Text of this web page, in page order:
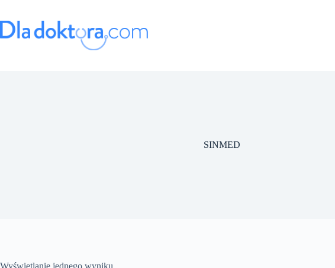
SINMED
Wyświetlanie jednego wyniku